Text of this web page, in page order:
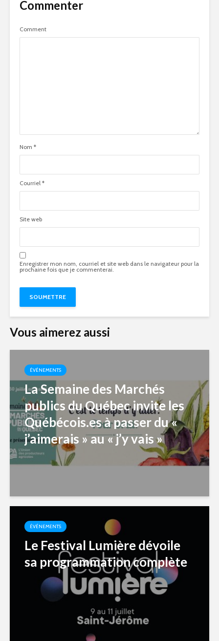
Commenter
Comment
Nom *
Courriel *
Site web
Enregistrer mon nom, courriel et site web dans le navigateur pour la
prochaine fois que je commenterai.
Vous aimerez aussi
ÉVÉNEMENTS
La Semaine des Marchés
publics du Québec invite les
Québécois.es à passer du «
j’aimerais » au « j’y vais »
ÉVÉNEMENTS
Le Festival Lumière dévoile
sa programmation complète